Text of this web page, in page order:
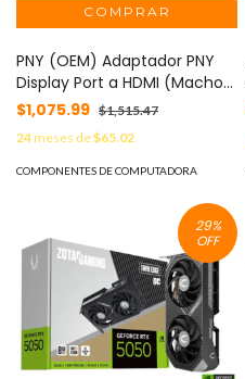
PNY (OEM) Adaptador PNY
Display Port a HDMI (Macho-
Hembra) MOD: DP-HDMI-
SINGLE-PCK
$1,075.99 $1,515.47
24meses de$65.02
COMPONENTES DE COMPUTADORA
29%
OFF